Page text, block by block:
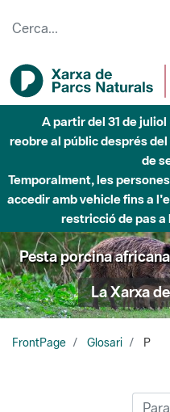
6 d'agost - Parc
d'Alerta del Parc Fluvial
Tancats els
Pesta porcina africana
La Xarxa
FrontPage Glosari P